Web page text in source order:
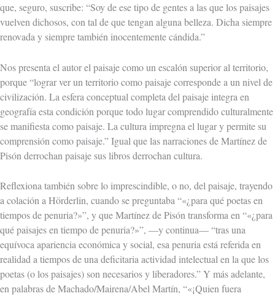
que, seguro, suscribe: “Soy de ese tipo de gentes a las que los paisajes
vuelven dichosos, con tal de que tengan alguna belleza. Dicha siempre
renovada y siempre también inocentemente cándida.”
Nos presenta el autor el paisaje como un escalón superior al territorio,
porque “lograr ver un territorio como paisaje corresponde a un nivel de
civilización. La esfera conceptual completa del paisaje integra en
geografía esta condición porque todo lugar comprendido culturalmente
se manifiesta como paisaje. La cultura impregna el lugar y permite su
comprensión como paisaje.” Igual que las narraciones de Martínez de
Pisón derrochan paisaje sus libros derrochan cultura.
Reflexiona también sobre lo imprescindible, o no, del paisaje, trayendo
a colación a Hörderlin, cuando se preguntaba “«¿para qué poetas en
tiempos de penuria?»”, y que Martínez de Pisón transforma en “«¿para
qué paisajes en tiempo de penuria?»”, —y continua— “tras una
equívoca apariencia económica y social, esa penuria está referida en
realidad a tiempos de una deficitaria actividad intelectual en la que los
poetas (o los paisajes) son necesarios y liberadores.” Y más adelante,
en palabras de Machado/Mairena/Abel Martín, “«¡Quien fuera